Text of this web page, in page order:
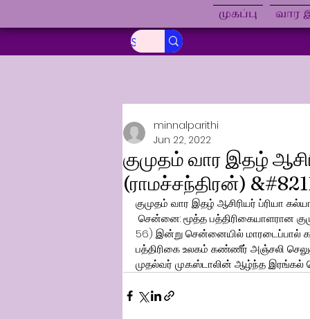
முகப்பு வார
குமுதம் வார இதழ்
(ராமச்சந்திரன்)
minnalparithi
Jun 22, 2022
குமுதம் வார இதழ் ஆசிரியர் ப்ரியா
சென்னை: மூத்த பத்திரிகையாளரான
56) இன்று சென்னையில் மாரடைப்பால்
பத்திரிகை உலகம் கண்ணீர் அஞ்சலி
முதல்வர் மு.க.ஸ்டாலின் ஆழ்ந்த இரங்கல்